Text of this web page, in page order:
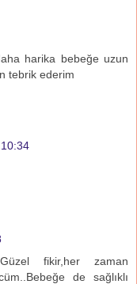
harika bebeğe uzun
tebrik ederim
fikir,her zaman
de sağlıklı